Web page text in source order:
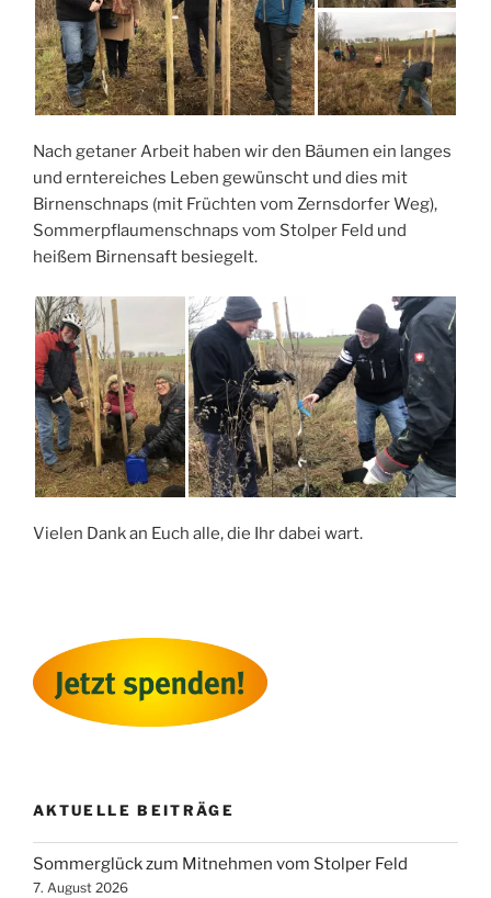
Nach getaner Arbeit haben wir den Bäumen ein langes
und erntereiches Leben gewünscht und dies mit
Birnenschnaps (mit Früchten vom Zernsdorfer Weg),
Sommerpflaumenschnaps vom Stolper Feld und
heißem Birnensaft besiegelt.
Vielen Dank an Euch alle, die Ihr dabei wart.
AKTUELLE BEITRÄGE
Sommerglück zum Mitnehmen vom Stolper Feld
7. August 2026